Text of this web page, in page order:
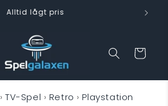
Snabb leverans
Varukorg
› TV-Spel › Retro › Playstation